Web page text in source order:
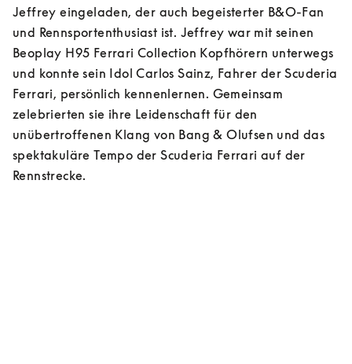
Jeffrey eingeladen, der auch begeisterter B&O-Fan
und Rennsportenthusiast ist. Jeffrey war mit seinen
Beoplay H95 Ferrari Collection Kopfhörern unterwegs
und konnte sein Idol Carlos Sainz, Fahrer der Scuderia
Ferrari, persönlich kennenlernen. Gemeinsam
zelebrierten sie ihre Leidenschaft für den
unübertroffenen Klang von Bang & Olufsen und das
spektakuläre Tempo der Scuderia Ferrari auf der
Rennstrecke.